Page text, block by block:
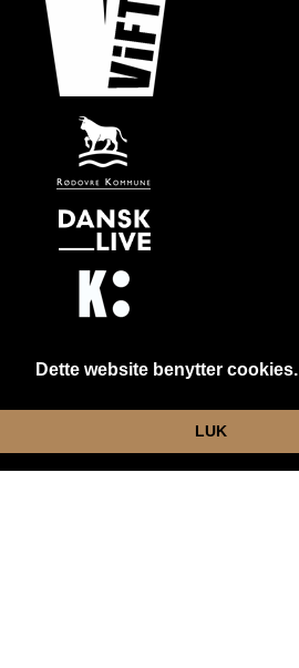
Dette website benytter cookies.
LUK